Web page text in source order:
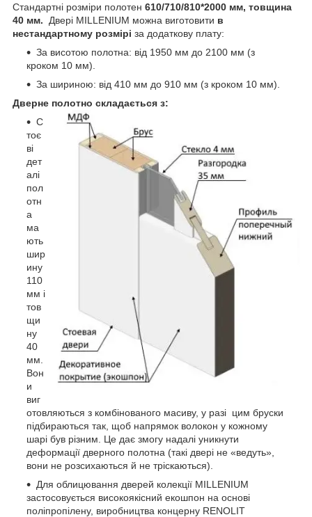
Стандартні розміри полотен 610/710/810*2000 мм, товщина
40 мм. Двері MILLENIUM можна виготовити в
нестандартному розмірі за додаткову плату:
За висотою полотна: від 1950 мм до 2100 мм (з
кроком 10 мм).
За шириною: від 410 мм до 910 мм (з кроком 10 мм).
Дверне полотно складається з:
С
тоє
ві
дет
алі
пол
отн
а
ма
ють
шир
ину
110
мм і
тов
щи
ну
40
мм.
Вон
и
виг
отовляються з комбінованого масиву, у разі цим бруски
підбираються так, щоб напрямок волокон у кожному
шарі був різним. Це дає змогу надалі уникнути
деформації дверного полотна (такі двері не «ведуть»,
вони не розсихаються й не тріскаються).
Для облицювання дверей колекції MILLENIUM
застосовується високоякісний екошпон на основі
поліпропілену, виробництва концерну RENOLIT